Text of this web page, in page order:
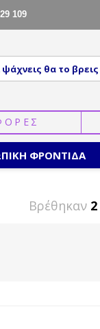
109
ΦΡΟΝΤΙΔΑ
Βρέθηκαν 2